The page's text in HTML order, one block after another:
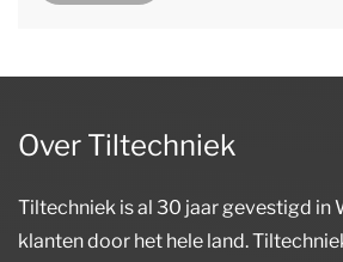
Over Tiltechniek
Tiltechniek is al 30 jaar gevestigd in
klanten door het hele land.